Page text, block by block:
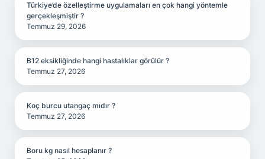
Türkiye’de özelleştirme uygulamaları en çok hangi yöntemle
gerçekleşmiştir ?
Temmuz 29, 2026
B12 eksikliğinde hangi hastalıklar görülür ?
Temmuz 27, 2026
Koç burcu utangaç mıdır ?
Temmuz 27, 2026
Boru kg nasıl hesaplanır ?